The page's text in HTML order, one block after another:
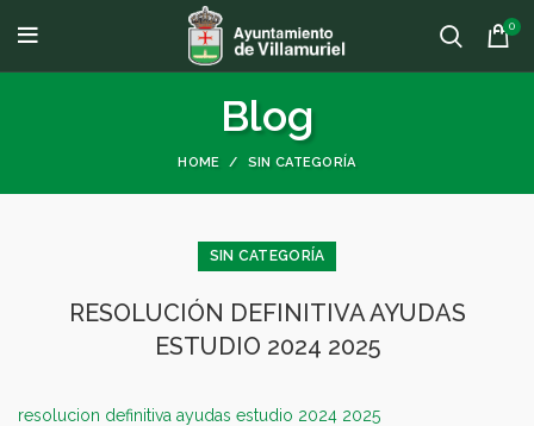
0
Blog
HOME SIN CATEGORÍA
SIN CATEGORÍA
RESOLUCIÓN DEFINITIVA AYUDAS
ESTUDIO 2024 2025
resolucion definitiva ayudas estudio 2024 2025